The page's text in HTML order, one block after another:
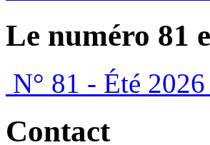
Le numéro 81
N° 81 - Été 2026
Contact